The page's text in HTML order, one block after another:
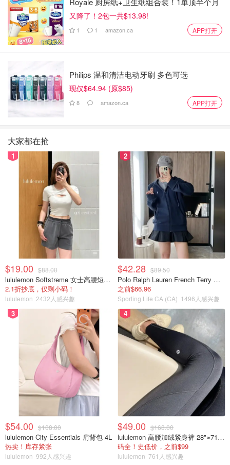
又降了！2包一共$13.98!
1 1 amazon.ca APP打开
Philips 温和清洁电动牙刷 多色可选
现仅$64.94 (原$85)
8 amazon.ca APP打开
大家都在抢
1
$19.00 $88.00
lululemon Softstreme 女士高腰短裤 10cm
2.1折抄底，仅剩小码！
lululemon 2432人感兴趣
2
$42.28 $89.50
Polo Ralph Lauren French Terry 女童连帽卫衣 7-16码
之前$66.96
Sporting Life CA (CA) 1496人感兴趣
3
$54.00 $108.00
lululemon City Essentials 肩背包 4L
热卖！库存紧张
lululemon 992人感兴趣
4
$49.00 $168.00
lululemon 高腰加绒紧身裤 28"≈71cm 5个口袋
码全！史低价，之前$99
lululemon 761人感兴趣